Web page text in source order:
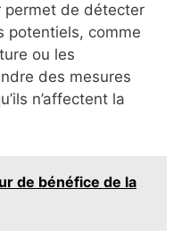
permet de détecter
potentiels, comme
ou les
des mesures
n’affectent la
de bénéfice de la